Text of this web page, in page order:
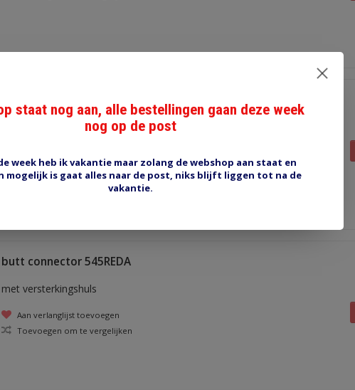
butt connector 545REDA
met versterkingshuls
Aan verlanglijst toevoegen
Toevoegen om te vergelijken
staat nog aan, alle bestellingen gaan deze week
nog op de post
week heb ik vakantie maar zolang de webshop aan staat en
mogelijk is gaat alles naar de post, niks blijft liggen tot na de
vakantie.